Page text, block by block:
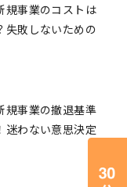
規事業のコストは
失敗しないための
規事業の撤退基準
迷わない意思決定